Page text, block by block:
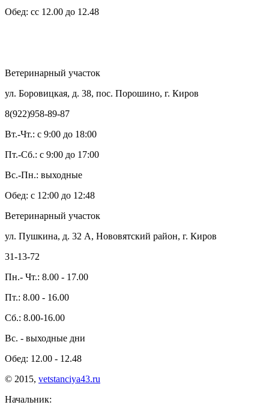
Обед: сс 12.00 до 12.48
Ветеринарный участок
ул. Боровицкая, д. 38, пос. Порошино, г. Киров
8(922)958-89-87
Вт.-Чт.: с 9:00 до 18:00
Пт.-Сб.: с 9:00 до 17:00
Вс.-Пн.: выходные
Обед: с 12:00 до 12:48
Ветеринарный участок
ул. Пушкина, д. 32 А, Нововятский район, г. Киров
31-13-72
Пн.- Чт.: 8.00 - 17.00
Пт.: 8.00 - 16.00
Сб.: 8.00-16.00
Вс. - выходные дни
Обед: 12.00 - 12.48
© 2015, vetstanciya43.ru
Начальник: